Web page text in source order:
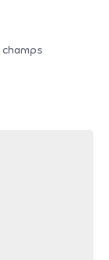
champs